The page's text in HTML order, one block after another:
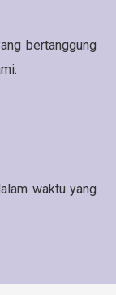
bertanggung
waktu yang